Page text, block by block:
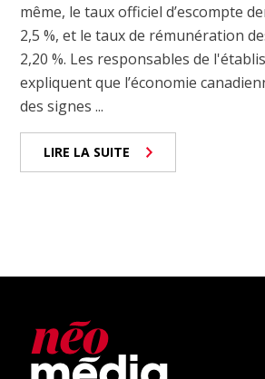
même, le taux officiel d’escompte
2,5 %, et le taux de rémunération
2,20 %. Les responsables de
expliquent que l’économie
des signes ...
LIRE LA SUITE